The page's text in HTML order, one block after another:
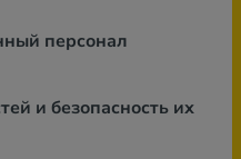
персонал
и безопасность их